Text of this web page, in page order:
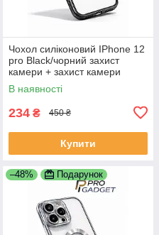
Чохол силіконовий IPhone 12
pro Black/чорний захист
камери + захист камери
В наявності
234 ₴ 450 ₴
Купити
–48% Подарунок